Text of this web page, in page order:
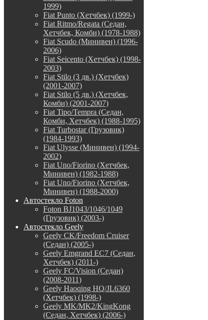
1999)
Fiat Punto (Хетчбек) (1999-)
Fiat Ritmo/Regata (Седан,
Хетчбек, Комби) (1978-1988)
Fiat Scudo (Минивен) (1996-
2006)
Fiat Seicento (Хетчбек) (1998-
2003)
Fiat Stilo (3 дв.) (Хетчбек)
(2001-2007)
Fiat Stilo (5 дв.) (Хетчбек,
Комби) (2001-2007)
Fiat Tipo/Tempra (Седан,
Комби, Хетчбек) (1988-1995)
Fiat Turbostar (Грузовик)
(1984-1993)
Fiat Ulysse (Минивен) (1994-
2002)
Fiat Uno/Fiorino (Хетчбек,
Минивен) (1982-1988)
Fiat Uno/Fiorino (Хетчбек,
Минивен) (1988-2000)
Автостекло Foton
Foton BJ1043/1046/1049
(Грузовик) (2003-)
Автостекло Geely
Geely CK/Freedom Cruiser
(Седан) (2005-)
Geely Emgrand EC7 (Седан,
Хетчбек) (2011-)
Geely FC/Vision (Седан)
(2008-2011)
Geely Haoqing HQ/JL6360
(Хетчбек) (1998-)
Geely MK/MK2/KingKong
(Седан, Хетчбек) (2006-)